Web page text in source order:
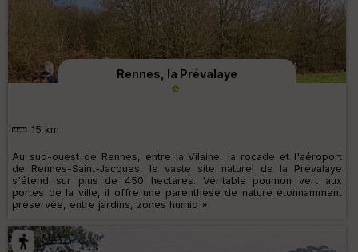
Rennes, la Prévalaye
15 km
Au sud-ouest de Rennes, entre la Vilaine, la rocade et l'aéroport
de Rennes-Saint-Jacques, le vaste site naturel de la Prévalaye
s'étend sur plus de 450 hectares. Véritable poumon vert aux
portes de la ville, il offre une parenthèse de nature étonnamment
préservée, entre jardins, zones humid »